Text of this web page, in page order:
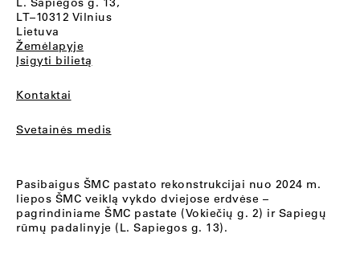
LT–10312 Vilnius
Lietuva
Žemėlapyje
Įsigyti bilietą
Kontaktai
Svetainės medis
Pasibaigus ŠMC pastato rekonstrukcijai nuo 2024 m.
liepos ŠMC veiklą vykdo dviejose erdvėse –
pagrindiniame ŠMC pastate (Vokiečių g. 2) ir Sapiegų
rūmų padalinyje (L. Sapiegos g. 13).